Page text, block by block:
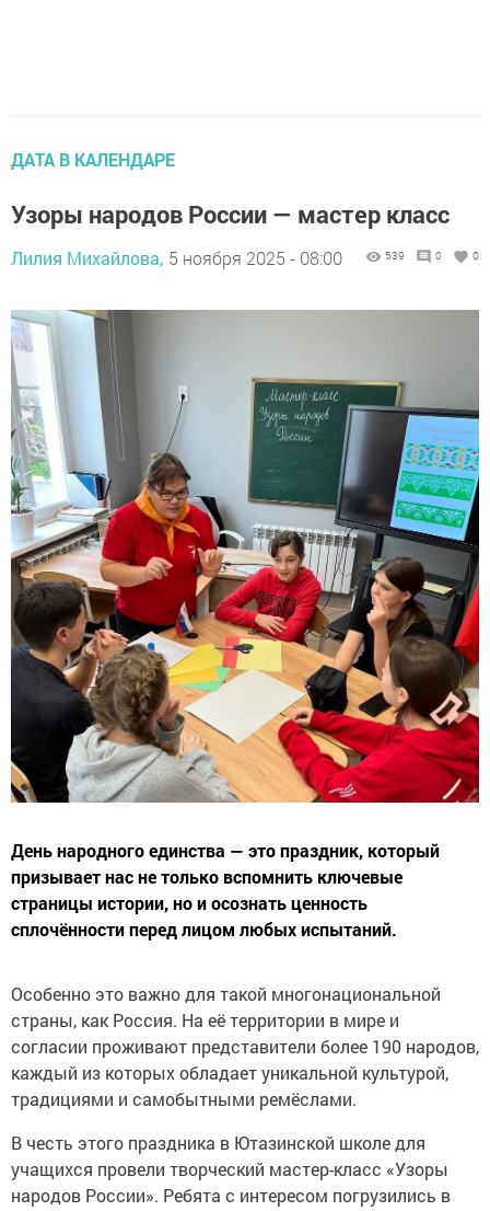
ДАТА В КАЛЕНДАРЕ
Узоры народов России — мастер класс
Лилия Михайлова, 5 ноября 2025 - 08:00 539 0 0
День народного единства — это праздник, который
призывает нас не только вспомнить ключевые
страницы истории, но и осознать ценность
сплочённости перед лицом любых испытаний.
Особенно это важно для такой многонациональной
страны, как Россия. На её территории в мире и
согласии проживают представители более 190 народов,
каждый из которых обладает уникальной культурой,
традициями и самобытными ремёслами.
В честь этого праздника в Ютазинской школе для
учащихся провели творческий мастер-класс «Узоры
народов России». Ребята с интересом погрузились в